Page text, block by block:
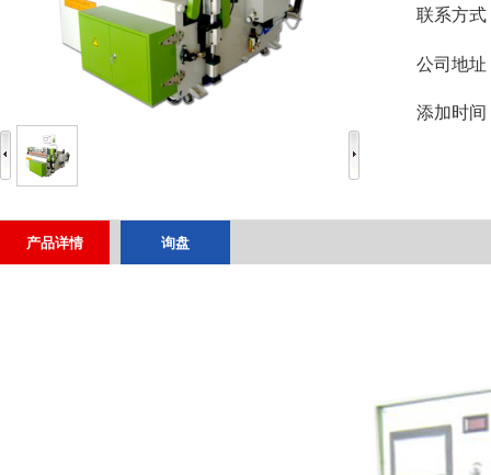
联系方式
公司地址
添加时间
产品详情 询盘